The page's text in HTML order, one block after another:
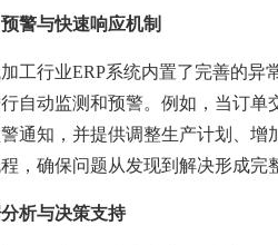
警与快速响应机制
工行业ERP系统内置了完善的
自动监测和预警。例如，当订
警通知，并提供调整生产计划、
，确保问题从发现到解决形成完
析与决策支持